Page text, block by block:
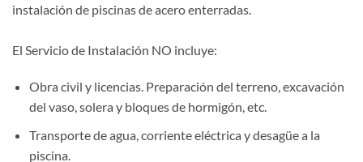
instalación de piscinas de acero enterradas.
El Servicio de Instalación NO incluye:
Obra civil y licencias. Preparación del terreno, excavación
del vaso, solera y bloques de hormigón, etc.
Transporte de agua, corriente eléctrica y desagüe a la
piscina.